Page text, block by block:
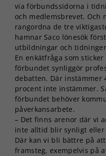
via förbundssidorna i
och medlemsbrevet. Och
rangordna de tre
hamnar Saco lönesök
utbildningar och
En enkätfråga som
förbundet synliggör
debatten. Där instämmer
procent inte instämmer.
förbundet behöver
påverkansarbete.
– Det finns arenor där vi
inte alltid blir synligt
Där kan vi bli bättre på
framsteg, exempelvis på